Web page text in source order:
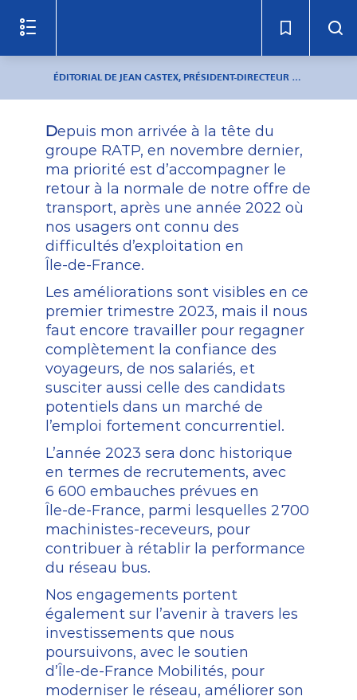
(c)
ÉDITORIAL DE JEAN CASTEX, PRÉSIDENT-DIRECTEUR GÉNÉRAL
Depuis mon arrivée à la tête du
groupe RATP, en novembre dernier,
ma priorité est d’accompagner le
retour à la normale de notre offre de
transport, après une année 2022 où
nos usagers ont connu des
difficultés d’exploitation en
Île-de-France.
Les améliorations sont visibles en ce
premier trimestre 2023, mais il nous
faut encore travailler pour regagner
complètement la confiance des
voyageurs, de nos salariés, et
susciter aussi celle des candidats
potentiels dans un marché de
l’emploi fortement concurrentiel.
L’année 2023 sera donc historique
en termes de recrutements, avec
6 600 embauches prévues en
Île-de-France, parmi lesquelles 2 700
machinistes-receveurs, pour
contribuer à rétablir la performance
du réseau bus.
Nos engagements portent
également sur l’avenir à travers les
investissements que nous
poursuivons, avec le soutien
d’Île-de-France Mobilités, pour
moderniser le réseau, améliorer son